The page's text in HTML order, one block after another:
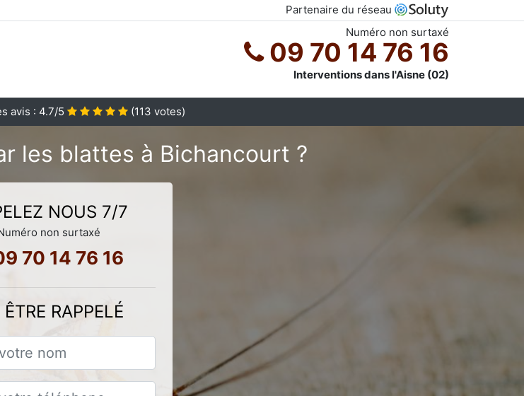
Partenaire du réseau
Numéro non surtaxé
09 70 14 76 16
Interventions dans l'Aisne (02)
avis : 4.7/5 (113 votes)
les blattes à Bichancourt ?
NOUS 7/7
non surtaxé
70 14 76 16
RAPPELÉ